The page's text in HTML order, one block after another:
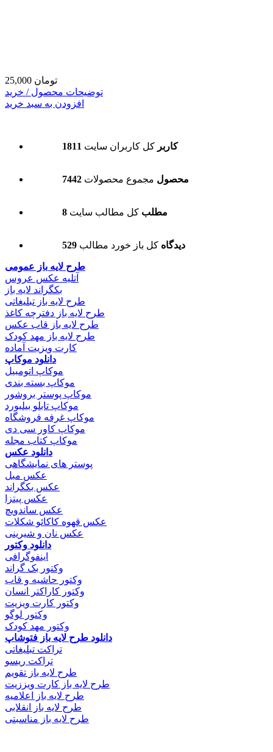
25,000 تومان
توضیحات محصول / خرید
افزودن به سبد خرید
1811 کاربر کل کاربران سایت
7442 محصول مجموع محصولات
8 مطلب کل مطالب سایت
529 دیدگاه کل باز خورد مطالب
طرح لایه باز عمومی
آتلیه عکس عروس
بکگراند لایه باز
طرح لایه باز تبلیغاتی
طرح لایه باز دفترچه کاغذ
طرح لایه باز قاب عکس
طرح لایه باز مهد کودک
کارت ویزیت آماده
دانلود موکاپ
موکاپ اتومبیل
موکاپ بسته بندی
موکاپ پوستر بروشور
موکاپ تابلو بیلبورد
موکاپ غرفه فروشگاه
موکاپ کاور سی دی
موکاپ کتاب مجله
دانلود عکس
پوستر های نمایشگاهی
عکس مبل
عکس بکگراند
عکس پیتزا
عکس ساندویچ
عکس قهوه کاکائو شکلات
عکس نان و شیرینی
دانلود وکتور
اینفوگرافی
وکتور بک گراند
وکتور حاشیه و قاب
وکتور کاراکتر انسان
وکتور کارت ویزیت
وکتور لوگو
وکتور مهد کودک
دانلود طرح لایه باز فتوشاپ
تراکت تبلیغاتی
تراکت ریسو
طرح لایه باز تقویم
طرح لایه باز کارت ویززیت
طرح لایه باز اعلامیه
طرح لایه باز انقلابی
طرح لایه باز مناسبتی